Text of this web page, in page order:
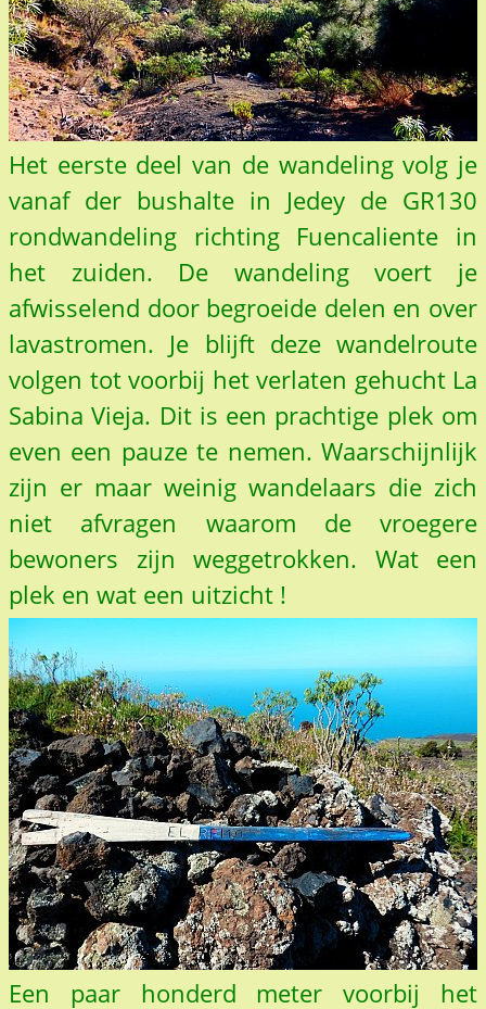
Het eerste deel van de wandeling volg je
vanaf der bushalte in Jedey de GR130
rondwandeling richting Fuencaliente in
het zuiden. De wandeling voert je
afwisselend door begroeide delen en over
lavastromen. Je blijft deze wandelroute
volgen tot voorbij het verlaten gehucht La
Sabina Vieja. Dit is een prachtige plek om
even een pauze te nemen. Waarschijnlijk
zijn er maar weinig wandelaars die zich
niet afvragen waarom de vroegere
bewoners zijn weggetrokken. Wat een
plek en wat een uitzicht !
Een paar honderd meter voorbij het